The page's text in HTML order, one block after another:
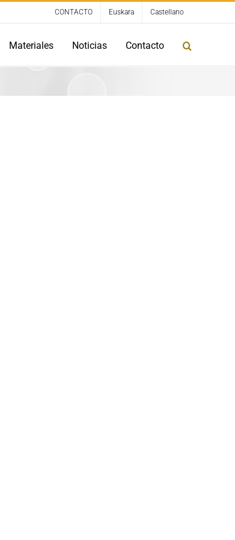
CONTACTO Euskara Castellano
Materiales Noticias Contacto